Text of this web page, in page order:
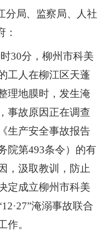
分局、监察局、人社
：
时30分，柳州市科美
工人在柳江区天蓬
理地膜时，发生淹
事故原因正在调查
生产安全事故报告
院第493条令）的有
，汲取教训，防止
定成立柳州市科美
12·27”淹溺事故联合
作。